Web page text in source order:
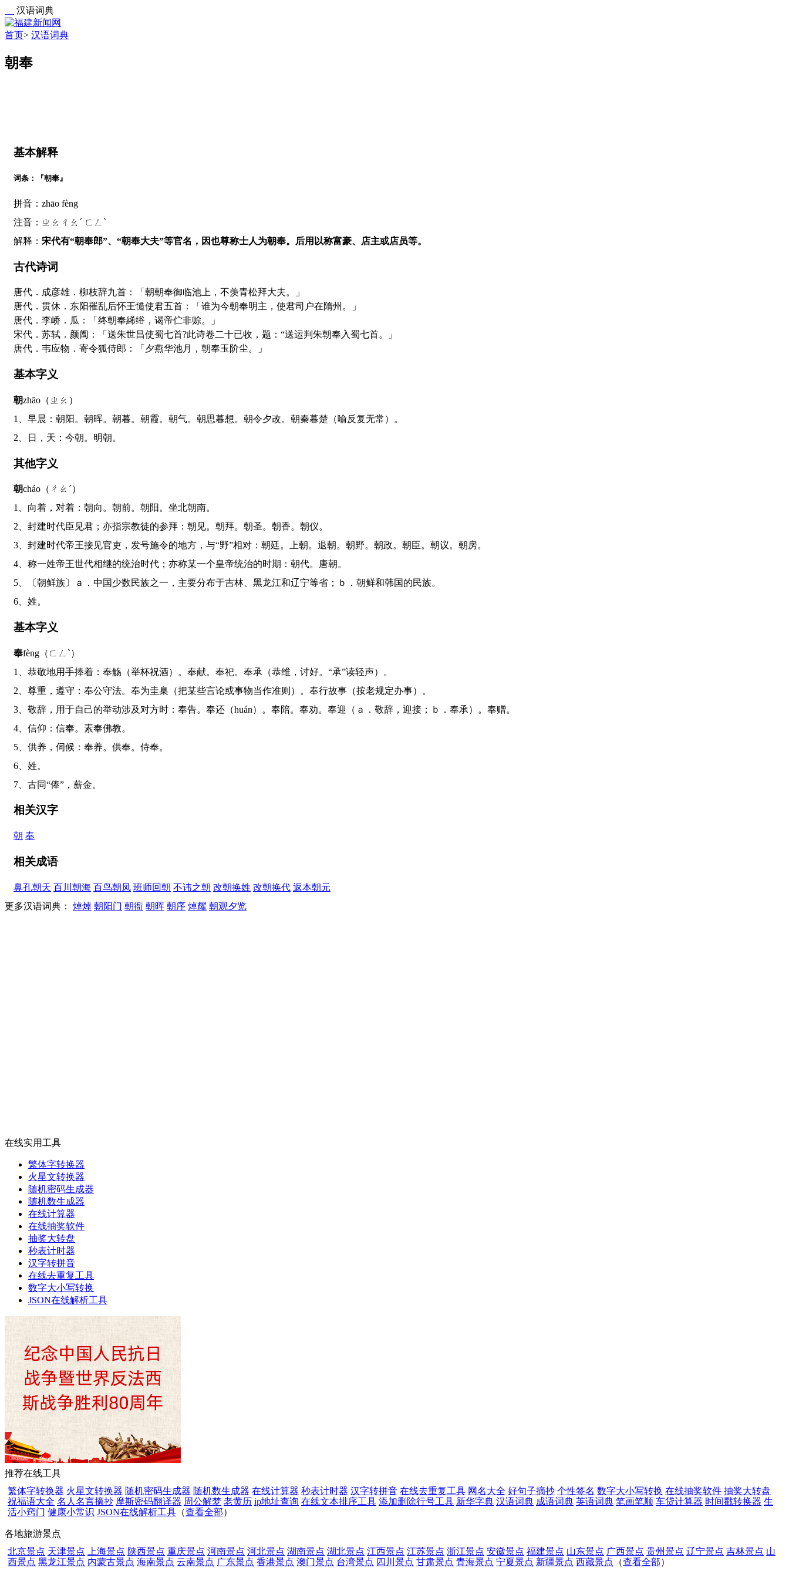
汉语词典
首页> 汉语词典
朝奉
基本解释
词条：『朝奉』
拼音：zhāo fèng
注音：ㄓㄠㄔㄠˊ ㄈㄥˋ
解释： 宋代有“朝奉郎”、“朝奉大夫”等官名，因也尊称士人为朝奉。后用以称富豪、店主或店员等。
古代诗词
唐代．成彦雄．柳枝辞九首：「朝朝奉御临池上，不羡青松拜大夫。」
唐代．贯休．东阳罹乱后怀王慥使君五首：「谁为今朝奉明主，使君司户在隋州。」
唐代．李峤．瓜：「终朝奉絺绤，谒帝伫非赊。」
宋代．苏轼．颜阖：「送朱世昌使蜀七首?此诗卷二十已收，题：“送运判朱朝奉入蜀七首。」
唐代．韦应物．寄令狐侍郎：「夕燕华池月，朝奉玉阶尘。」
基本字义
朝zhāo（ㄓㄠ）
1、早晨：朝阳。朝晖。朝暮。朝霞。朝气。朝思暮想。朝令夕改。朝秦暮楚（喻反复无常）。
2、日，天：今朝。明朝。
其他字义
朝cháo（ㄔㄠˊ）
1、向着，对着：朝向。朝前。朝阳。坐北朝南。
2、封建时代臣见君；亦指宗教徒的参拜：朝见。朝拜。朝圣。朝香。朝仪。
3、封建时代帝王接见官吏，发号施令的地方，与“野”相对：朝廷。上朝。退朝。朝野。朝政。朝臣。朝议。朝房。
4、称一姓帝王世代相继的统治时代；亦称某一个皇帝统治的时期：朝代。唐朝。
5、〔朝鲜族〕ａ．中国少数民族之一，主要分布于吉林、黑龙江和辽宁等省；ｂ．朝鲜和韩国的民族。
6、姓。
基本字义
奉fèng（ㄈㄥˋ）
1、恭敬地用手捧着：奉觞（举杯祝酒）。奉献。奉祀。奉承（恭维，讨好。“承”读轻声）。
2、尊重，遵守：奉公守法。奉为圭臬（把某些言论或事物当作准则）。奉行故事（按老规定办事）。
3、敬辞，用于自己的举动涉及对方时：奉告。奉还（huán）。奉陪。奉劝。奉迎（ａ．敬辞，迎接；ｂ．奉承）。奉赠。
4、信仰：信奉。素奉佛教。
5、供养，伺候：奉养。供奉。侍奉。
6、姓。
7、古同“俸”，薪金。
相关汉字
朝 奉
相关成语
鼻孔朝天 百川朝海 百鸟朝凤 班师回朝 不讳之朝 改朝换姓 改朝换代 返本朝元
更多汉语词典： 焯焯 朝阳门 朝衙 朝晖 朝序 焯耀 朝观夕览
在线实用工具
繁体字转换器
火星文转换器
随机密码生成器
随机数生成器
在线计算器
在线抽奖软件
抽奖大转盘
秒表计时器
汉字转拼音
在线去重复工具
数字大小写转换
JSON在线解析工具
推荐在线工具
繁体字转换器 火星文转换器 随机密码生成器 随机数生成器 在线计算器 秒表计时器 汉字转拼音 在线去重复工具 网名大全 好句子摘抄 个性签名 数字大小写转换 在线抽奖软件 抽奖大转盘
祝福语大全 名人名言摘抄 摩斯密码翻译器 周公解梦 老黄历 ip地址查询 在线文本排序工具 添加删除行号工具 新华字典 汉语词典 成语词典 英语词典 笔画笔顺 车贷计算器 时间戳转换器 生
活小窍门 健康小常识 JSON在线解析工具 （查看全部）
各地旅游景点
北京景点 天津景点 上海景点 陕西景点 重庆景点 河南景点 河北景点 湖南景点 湖北景点 江西景点 江苏景点 浙江景点 安徽景点 福建景点 山东景点 广西景点 贵州景点 辽宁景点 吉林景点 山
西景点 黑龙江景点 内蒙古景点 海南景点 云南景点 广东景点 香港景点 澳门景点 台湾景点 四川景点 甘肃景点 青海景点 宁夏景点 新疆景点 西藏景点 （查看全部）